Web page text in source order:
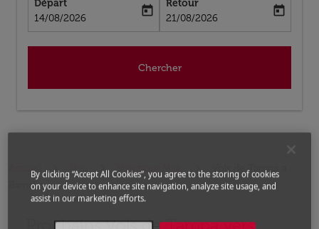
Départ
fc-booking-departure-date-aria-label
14/08/2026
today
Retour
fc-booking-return-date-aria-label
21/08/2026
today
Chercher
Accueil Vols Vols pour Mali
Vols de Tampa a
Bamako
Aucun tarif trouvé pour les options populaires
By clicking “Accept All Cookies”, you agree to the storing of cookies
on your device to enhance site navigation, analyze site usage, and
assist in our marketing efforts.